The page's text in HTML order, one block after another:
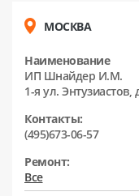
МОСКВА
Наименование
ИП Шнайдер И.М.
1-я ул. Энтузиастов,
Контакты:
(495)673-06-57
Ремонт:
Все